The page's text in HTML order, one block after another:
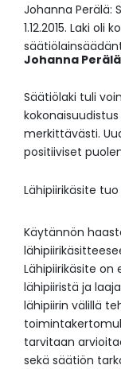
Johanna Perälä:
1.12.2015. Laki
Johanna Perälä
Säätiölaki tuli
merkittävästi.
positiiviset
Lähipiirikäsite
Käytännön
Lähipiirikäsite
lähipiiristä ja
lähipiirin välillä
tarvitaan
sekä säätiön